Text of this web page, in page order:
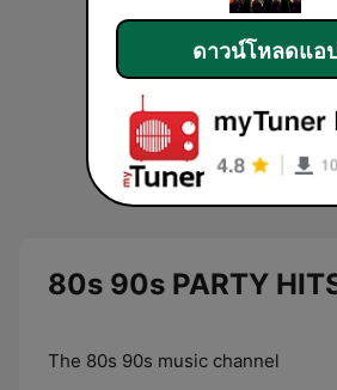
80s 90s PARTY
The 80s 90s music channel
ดาวน์โหลดแอ